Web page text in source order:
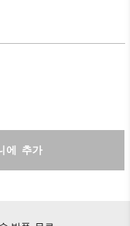
에 추가